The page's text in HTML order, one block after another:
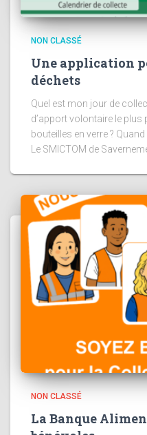
NON CLASSÉ
Une application
déchets
Quel est mon jour de
d’apport volontaire le
bouteilles en verre ?
Le SMICTOM de
NON CLASSÉ
La Banque